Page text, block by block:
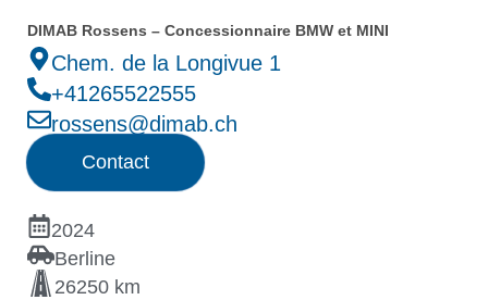
DIMAB Rossens – Concessionnaire BMW et MINI
Chem. de la Longivue 1
+41265522555
rossens@dimab.ch
Contact
2024
Berline
26250 km